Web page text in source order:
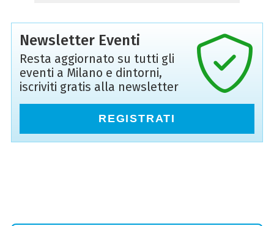
Newsletter Eventi
Resta aggiornato su tutti gli
eventi a Milano e dintorni,
iscriviti gratis alla newsletter
REGISTRATI